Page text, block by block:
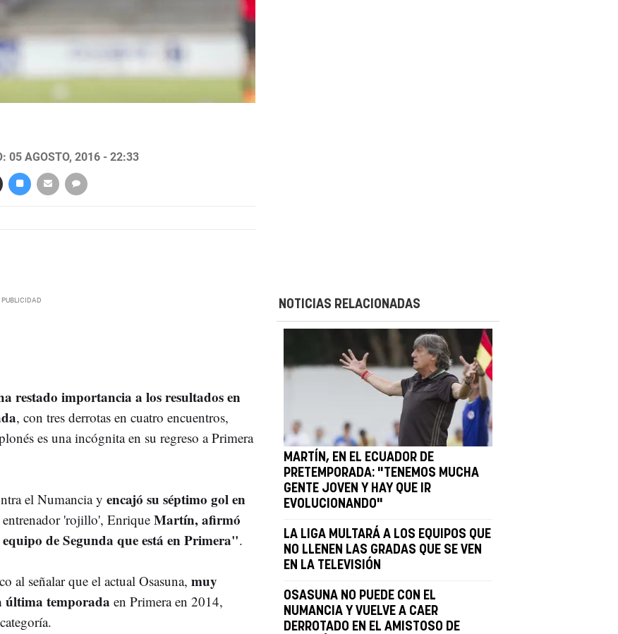
05 AGOSTO, 2016 - 22:33
restado importancia a los resultados en
, con tres derrotas en cuatro encuentros,
es una incógnita en su regreso a Primera
el Numancia y encajó su séptimo gol en
'rojillo', EnriqueMartín, afirmó
de Segunda que está en Primera".
al señalar que el actual Osasuna, muy
última temporada en Primera en 2014,
NOTICIAS RELACIONADAS
MARTÍN, EN EL ECUADOR DE
PRETEMPORADA: "TENEMOS MUCHA
GENTE JOVEN Y HAY QUE IR
EVOLUCIONANDO"
LA LIGA MULTARÁ A LOS EQUIPOS QUE
NO LLENEN LAS GRADAS QUE SE VEN
EN LA TELEVISIÓN
OSASUNA NO PUEDE CON EL
NUMANCIA Y VUELVE A CAER
DERROTADO EN EL AMISTOSO DE